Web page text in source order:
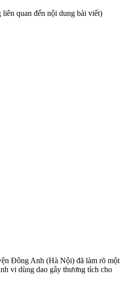
quan đến nội dung bài viết)
Đông Anh (Hà Nội) đã làm rõ một
vi dùng dao gây thương tích cho